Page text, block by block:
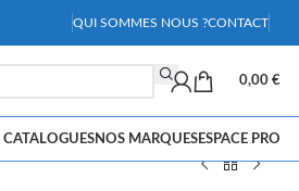
QUI SOMMES NOUS ?CONTACT
0,00 €
CATALOGUESNOS MARQUESESPACE PRO